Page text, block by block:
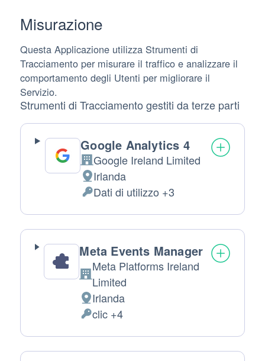
Misurazione
Questa Applicazione utilizza Strumenti di
Tracciamento per misurare il traffico e analizzare il
comportamento degli Utenti per migliorare il
Servizio.
Strumenti di Tracciamento gestiti da terze parti
Google Analytics 4
Azienda:
Google Ireland Limited
Luogo
del
trattamento:
Irlanda
Dati
Personali
trattati:
Dati di utilizzo +3
Meta Events Manager
Azienda:
Meta Platforms Ireland
Limited
Luogo
del
trattamento:
Irlanda
Dati
Personali
trattati:
clic +4